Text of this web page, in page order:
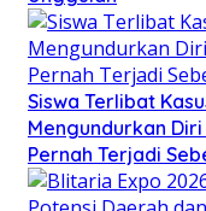
Siswa Terlibat
Mengundurkan
Pernah Terjadi